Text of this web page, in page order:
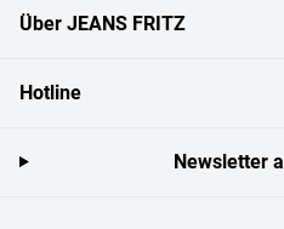
Über JEANS FRITZ
Hotline
Newsletter